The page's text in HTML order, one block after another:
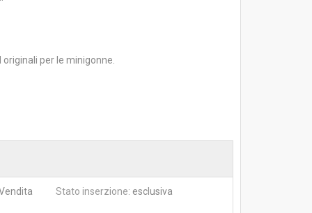
per le minigonne.
Stato inserzione: esclusiva